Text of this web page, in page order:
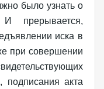
было узнать о
прерывается,
иска в
при совершении
подписания акта